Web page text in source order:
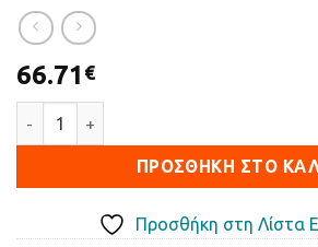
66.71 €
ΠΡΟΣΘΉΚΗ ΣΤΟ
Προσθήκη στη Λίστα